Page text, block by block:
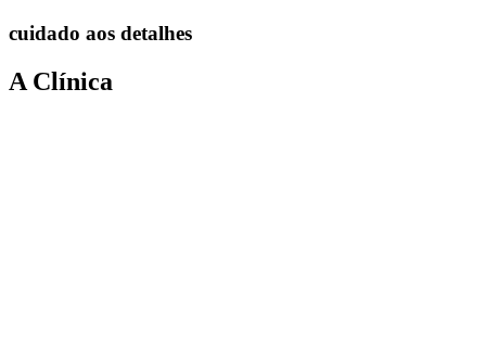
cuidado aos detalhes
A Clínica